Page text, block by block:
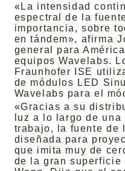
«La intensidad
espectral de la
importancia, sobre
en tándem», afirma
general para
equipos Wavelabs.
Fraunhofer ISE
de módulos LED
Wavelabs para el
«Gracias a su
luz a lo largo de
trabajo, la fuente de
diseñada para
que imita muy de
de la gran superficie